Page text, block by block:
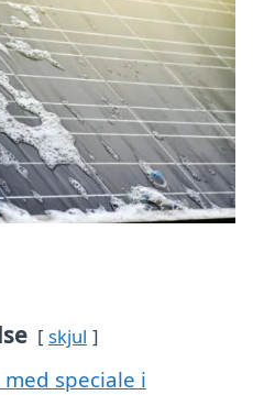
skjul
speciale i